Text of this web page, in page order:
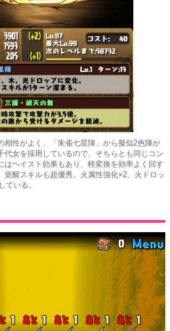
相性がよく、「朱雀七星陣」から擬似2色陣が
代女を採用しているので、そちらとも同じコン
はヘイスト効果もあり、軽変換を効率よく回す
覚醒スキルも超優秀。火属性強化×2、火ドロッ
ている。